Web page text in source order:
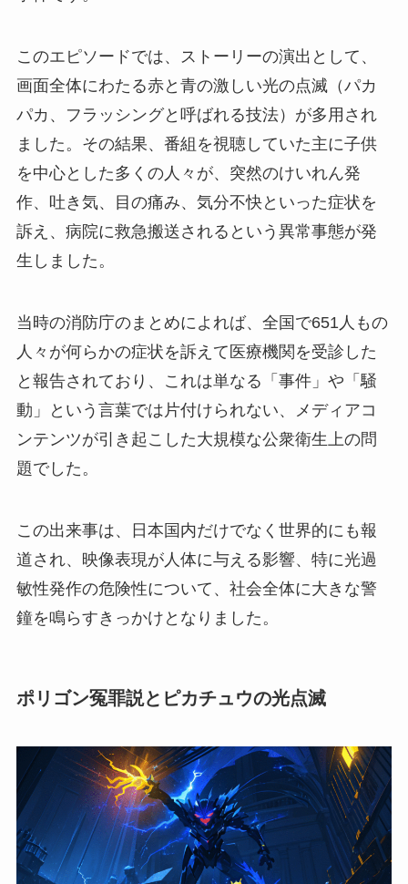
このエピソードでは、ストーリーの演出として、
画面全体にわたる赤と青の激しい光の点滅（パカ
パカ、フラッシングと呼ばれる技法）が多用され
ました。その結果、番組を視聴していた主に子供
を中心とした多くの人々が、突然のけいれん発
作、吐き気、目の痛み、気分不快といった症状を
訴え、病院に救急搬送されるという異常事態が発
生しました。
当時の消防庁のまとめによれば、全国で651人もの
人々が何らかの症状を訴えて医療機関を受診した
と報告されており、これは単なる「事件」や「騒
動」という言葉では片付けられない、メディアコ
ンテンツが引き起こした大規模な公衆衛生上の問
題でした。
この出来事は、日本国内だけでなく世界的にも報
道され、映像表現が人体に与える影響、特に光過
敏性発作の危険性について、社会全体に大きな警
鐘を鳴らすきっかけとなりました。
ポリゴン冤罪説とピカチュウの光点滅